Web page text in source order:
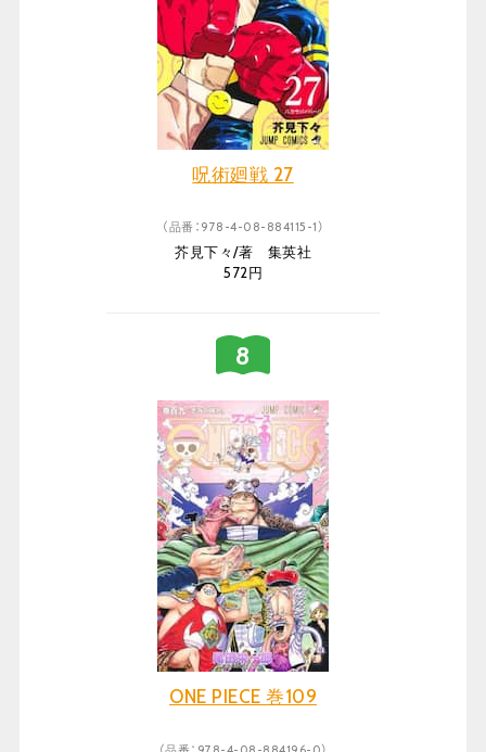
呪術廻戦 27
（品番：978-4-08-884115-1）
芥見下々/著 集英社
572円
ONE PIECE 巻109